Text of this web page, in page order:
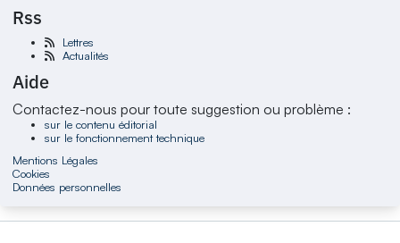
Rss
Lettres
Actualités
Aide
Contactez-nous pour toute suggestion ou problème :
sur le contenu éditorial
sur le fonctionnement technique
Mentions Légales
Cookies
Données personnelles